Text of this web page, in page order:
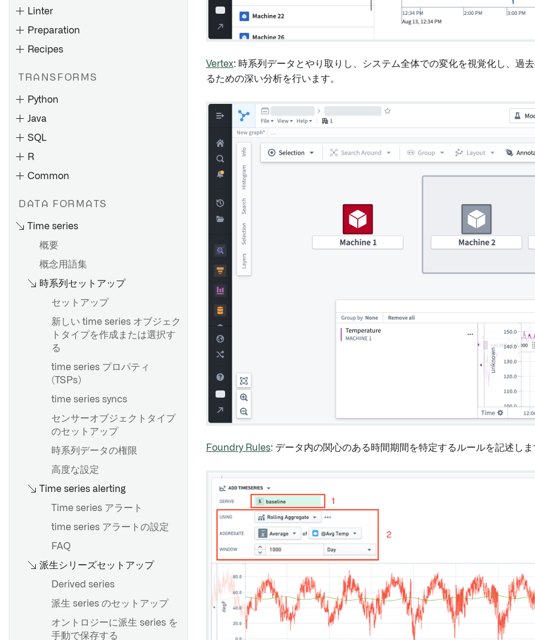
は Remote Agent のアンイン
2.0 for SAP Applications コッ
Palantir Foundry Connector
ックアップと復元
新しいソースの作成
ソースの探索
Foundry SAP 同期
負荷についての考察
インクリメンタル更新
SAP オブジェクトタイプ
ダイナミックフィルター
SAP からロングテキストを抽
出する
カスタム認証とロール管理の
設定
BEx クエリ
Extractors
関数
トランザクションコードとレ
込む
ユーザー属性付きSAP書き戻
しとOAuth 2.0
バッチパイプラインを作成す
メディアセットバッチパイプ
メンタルパイプラインを作成
ストリーミングパイプライ
ン：概要
比較：ストリーミング vs バッ
チ
パフォーマンスの検討事項
Foundry Streaming によるコ
ンピュート使用量
ストリーミングキー
概要
スケジュールを作成する
スケジュールの表示と変更
スケジュールの探索と管理
一般的なスケジューリング設
トリガータイプのリファレン
ス
トラブルシューティングリフ
ァレンス
マーケットプレイス商品にス
コンピュート使用量の理解
ネイティブアクセラレーショ
概要
概要
データセットの追加
自動的に入力データを生成す
Pipeline Builder でのソース
ォームの作成
Pipeline Builder で一意の ID
を作成する
transforms-streaming-
joins.md
Pipeline Builder で LLM ノー
ドを使用する
頻出パターンのマイニング
概要
の追加
パイプラインのプレビュー
パイプラインのデリバリー
出力からマーキングを削除
ブレーキングチェンジ
パイプライン管理
入力サンプリング戦略を追加
Control Panelでのコードリポ
ジトリ設定の構成
トランスフォームの作成
トランスフォームをプレビュ
作成物リポジトリ
ナビゲーション
作成物リポジトリの作成
作成物リポジトリの削除
製作物の公開
作成物を取り消す
パーミッションの管理
カスタムチェックの作成
データセットをダウンロード
のために準備する
概要
ブランチ設定
データフローを探索する
ィティを探索する
グラフの保存と共有
プレビューとロジック
トを見つける
データセットの作成
スケジュールの管理
リソースの権限を確認する
マーキングの変更の影響を確
チェックの種類
解
Linter
Preparation
Recipes
TRANSFORMS
Python
ベルバージョン管理
``meta.yaml``
仮想テーブルの概要
ファイルの読み込み
ユニットテスト
デバッグ
概要
インクリメンタル変換リファ
レンス
マージと追加
トランザクションの中止
スナップショットから履歴デ
ータセットを作成する
環境作成の概要
トラブルシューティングガイ
Python パッケージの Conda
解決
Python ライブラリの共有
Java
イン
例
非構造化ファイルの読み書き
ユニットテスト
高度な設定
SQL
R
Common
DATA FORMATS
Time series
概要
概念用語集
時系列セットアップ
セットアップ
新しい time series オブジェク
トタイプを作成または選択す
る
time series プロパティ
(TSPs)
time series syncs
センサーオブジェクトタイプ
のセットアップ
時系列データの権限
高度な設定
Time series alerting
Time series アラート
time series アラートの設定
FAQ
派生シリーズセットアップ
Derived series
派生 series のセットアップ
オントロジーに派生 series を
手動で保存する
Vertex: 時系列データとやり取りし、システム全体での変化を視覚化し、過
るための深い分析を行います。
Foundry Rules: データ内の関心のある時間期間を特定するルールを記述し